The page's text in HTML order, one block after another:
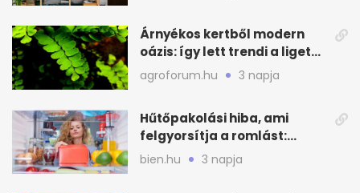
Árnyékos kertből modern
oázis: így lett trendi a ligetes
zöld
agroforum.hu 3 napja
Hűtőpakolási hiba, ami
felgyorsítja a romlást:
zónákra figyelj
bien.hu 3 napja